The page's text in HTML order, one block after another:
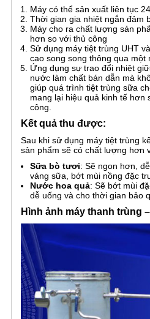
Máy có thể sản xuất liên tục
Thời gian gia nhiệt ngắn đảm
Máy cho ra chất lượng sản
hơn so với thủ công
Sử dụng máy tiệt trùng UHT
cao song song thông qua một
Ứng dụng sự trao đổi nhiệt
nước làm chất bán dẫn mà
giúp quá trình tiệt trùng sữa
mang lại hiệu quả kinh tế hơn
công.
Kết quả thu được:
Sau khi sử dụng máy tiệt trùng
sản phẩm sẽ có chất lượng hơn
Sữa bò tươi: Sẽ ngon hơn,
váng sữa, bớt mùi nồng đặc
Nước hoa quả: Sẽ bớt mùi
dễ uống và cho thời gian bảo
Hình ảnh máy thanh trùng